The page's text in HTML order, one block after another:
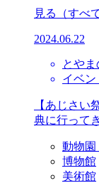
見る （すべ
2024.06.22
とやま
イベン
【あじさい
典に行って
動物園
博物館
美術館